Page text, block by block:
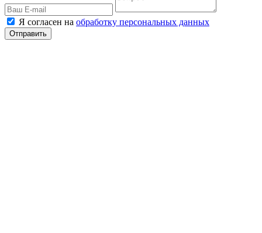
Я согласен на обработку персональных данных